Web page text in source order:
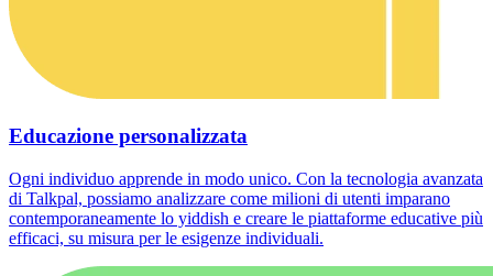
Educazione personalizzata
Ogni individuo apprende in modo unico. Con la tecnologia avanzata
di Talkpal, possiamo analizzare come milioni di utenti imparano
contemporaneamente lo yiddish e creare le piattaforme educative più
efficaci, su misura per le esigenze individuali.